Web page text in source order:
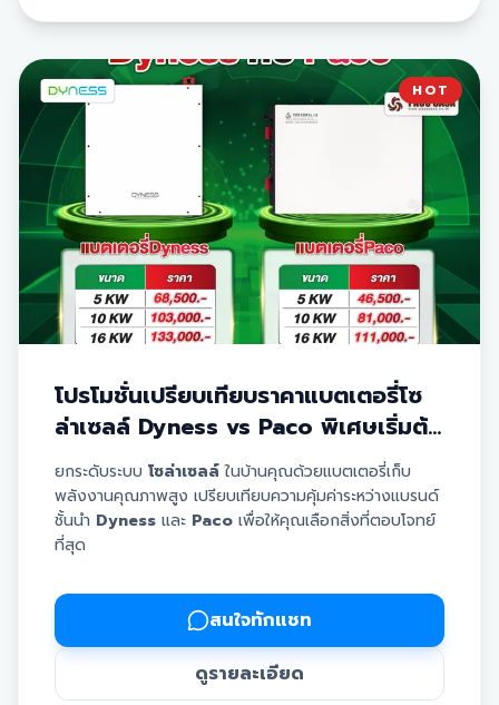
✅ ช่วยให้การใช้ไฟฟ้าจากโซล่าเซลล์มีความเสถียรและต่อ
*หมายเหตุ: ราคายังไม่รวมภาษีมูลค่าเพิ่ม 7%
HOT
โปรโมชั่นเปรียบเทียบราคาแบตเตอรี่โซ
ล่าเซลล์ Dyness vs Paco พิเศษเริ่มต้น
เพียง 45,000 บาท
ยกระดับระบบ โซล่าเซลล์ในบ้านคุณด้วยแบตเตอรี่เก็บ
พลังงานคุณภาพสูง เปรียบเทียบความคุ้มค่าระหว่างแบรนด์
ชั้นนำ Dyness และ Paco เพื่อให้คุณเลือกสิ่งที่ตอบโจทย์
ที่สุด
พร้อมการรับประกันยาวนานถึง10 ปี
แบตเตอรี่ Paco:ทางเลือกที่คุ้มค่าที่สุดในราคาสบาย
กระเป๋า พร้อมการรับประกัน7 ปี
✅ มีขนาดให้เลือกตามการใช้งานตั้งแต่
จนถึง 16 KW
สนใจทักแชท
ดูรายละเอียด